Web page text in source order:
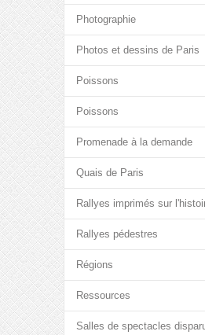
Photographie
Photos et dessins de Paris
Poissons
Poissons
Promenade à la demande
Quais de Paris
Rallyes imprimés sur
Rallyes pédestres
Régions
Ressources
Salles de spectacles